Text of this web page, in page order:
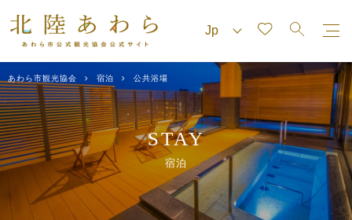
あわら市観光協会 宿泊 公共浴場
STAY
宿泊